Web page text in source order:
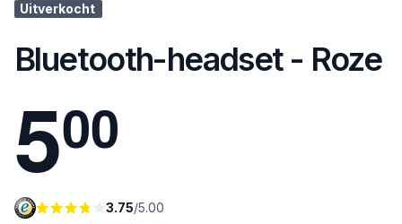
Uitverkocht
Bluetooth-headset - Roze
500
3.75/5.00